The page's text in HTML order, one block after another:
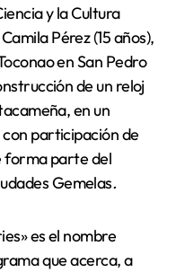
y la Cultura
Pérez (15 años),
en San Pedro
de un reloj
en un
con participación de
forma parte del
Gemelas.
es el nombre
que acerca, a